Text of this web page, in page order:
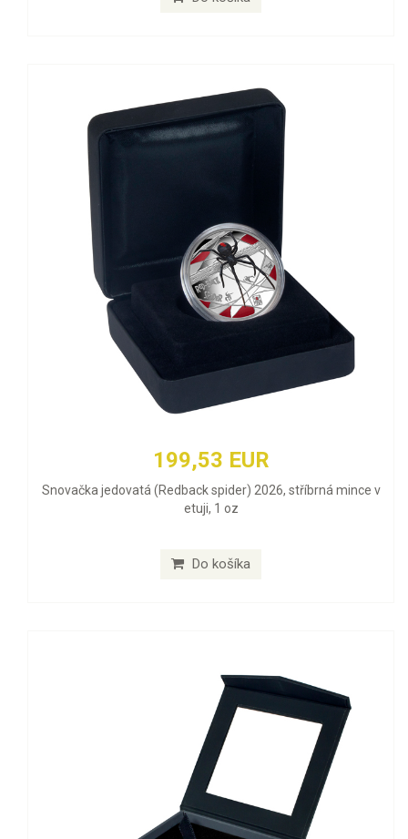
199,53 EUR
Snovačka jedovatá (Redback spider) 2026, stříbrná mince v
etuji, 1 oz
Do košíka